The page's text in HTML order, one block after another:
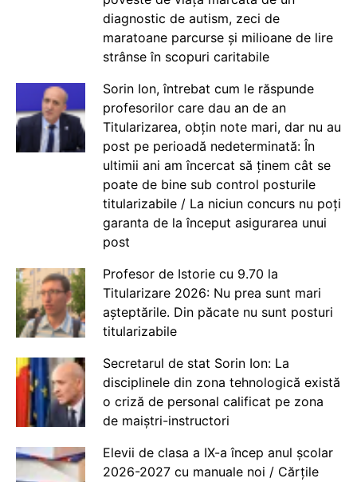
diagnostic de autism, zeci de
maratoane parcurse și milioane de lire
strânse în scopuri caritabile
Sorin Ion, întrebat cum le răspunde
profesorilor care dau an de an
Titularizarea, obțin note mari, dar nu au
post pe perioadă nedeterminată: În
ultimii ani am încercat să ținem cât se
poate de bine sub control posturile
titularizabile / La niciun concurs nu poți
garanta de la început asigurarea unui
post
Profesor de Istorie cu 9.70 la
Titularizare 2026: Nu prea sunt mari
așteptările. Din păcate nu sunt posturi
titularizabile
Secretarul de stat Sorin Ion: La
disciplinele din zona tehnologică există
o criză de personal calificat pe zona
de maiștri-instructori
Elevii de clasa a IX-a încep anul școlar
2026-2027 cu manuale noi / Cărțile